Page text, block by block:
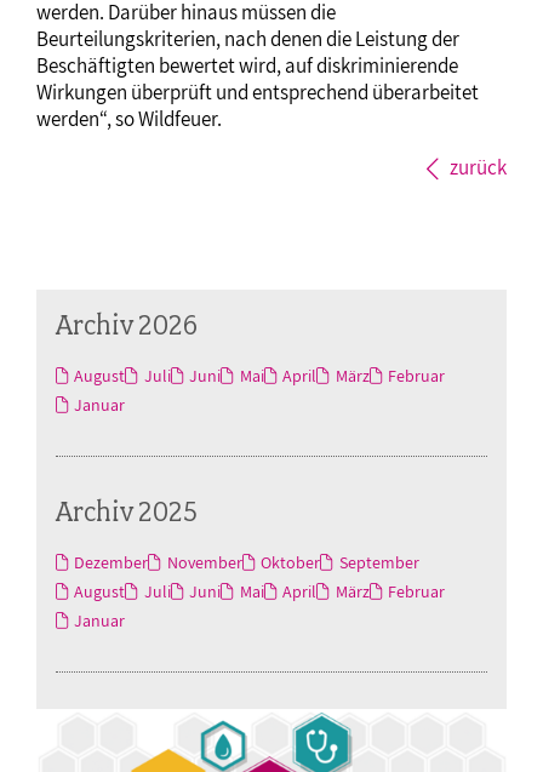
werden. Darüber hinaus müssen die
Beurteilungskriterien, nach denen die Leistung der
Beschäftigten bewertet wird, auf diskriminierende
Wirkungen überprüft und entsprechend überarbeitet
werden“, so Wildfeuer.
zurück
Archiv 2026
August Juli Juni Mai April März
Februar
Januar
Archiv 2025
Dezember November Oktober
September
August
Juli Juni Mai April März
Februar
Januar